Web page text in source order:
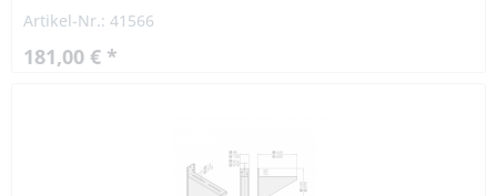
Montage...
Artikel-Nr.: 41566
181,00 € *